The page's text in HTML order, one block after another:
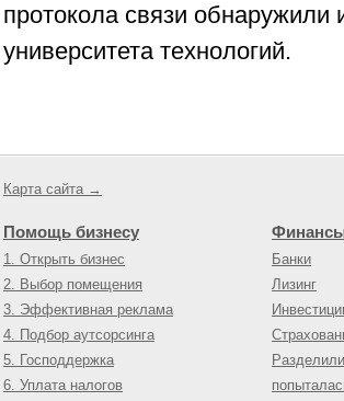
протокола связи обнаружили
университета технологий.
Карта сайта →
Помощь бизнесу
1. Открыть бизнес
2. Выбор помещения
3. Эффективная реклама
4. Подбор аутсорсинга
5. Господдержка
6. Уплата налогов
Банки
Лизинг